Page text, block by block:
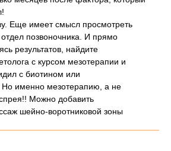
Еще имеет смысл просмотреть
позвоночника. И прямо
результатов, найдите
с курсом мезотерапии и
с биотином или
Но именно мезотерапию, а не
Можно добавить
шейно-воротниковой зоны